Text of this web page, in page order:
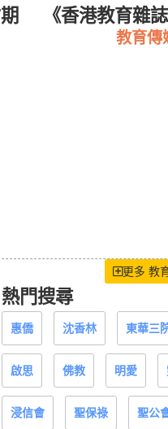
《香港教育雜
教育傳
更多 教
熱門搜尋
惠僑 沈香林 東華三
啟思 佛教 明愛
浸信會 聖保祿 聖公